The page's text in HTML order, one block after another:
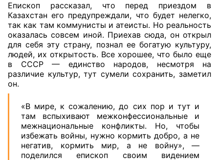
Епископ рассказал, что перед приездом в
Казахстан его предупреждали, что будет нелегко,
так как там коммунисты и атеисты. Но реальность
оказалась совсем иной. Приехав сюда, он открыл
для себя эту страну, познал ее богатую культуру,
людей, их открытость. Все хорошее, что было еще
в СССР — единство народов, несмотря на
различие культур, тут сумели сохранить, заметил
он.
«В мире, к сожалению, до сих пор и тут и
там вспыхивают межконфессиональные и
межнациональные конфликты. Но, чтобы
избежать войны, нужно кормить добро, а не
негатив, кормить мир, а не войну», —
поделился епископ своим видением